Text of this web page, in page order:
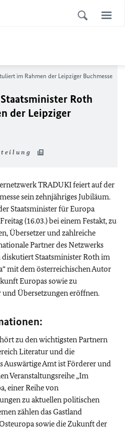
im Rahmen der Leipziger Buchmesse
Roth
der Leipziger
TRADUKI feiert auf der
sein zehnjähriges Jubiläum.
Staatsminister für Europa
(16.03.) bei einem Festakt, zu
Übersetzer und zahlreiche
Partner des Netzwerks
Staatsminister Roth im
mit dem österreichischen Autor
Europas sowie zu
Übersetzungen eröffnen.
zu den wichtigsten Partnern
Literatur und die
Auswärtige Amt ist Förderer und
Veranstaltungsreihe „Im
einer Reihe von
zu aktuellen politischen
zählen das Gastland
sowie die Zukunft der